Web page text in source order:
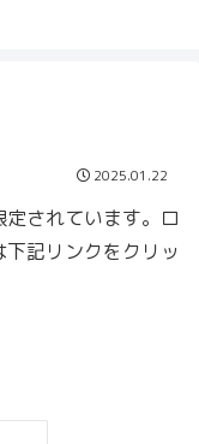
2025.01.22
されています。ロ
記リンクをクリッ